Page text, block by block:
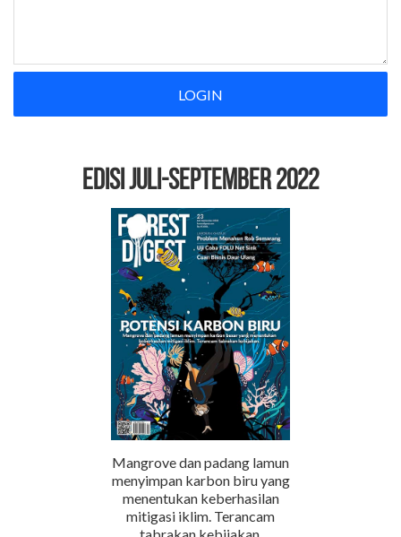
LOGIN
EDISI Juli-September 2022
Mangrove dan padang lamun
menyimpan karbon biru yang
menentukan keberhasilan
mitigasi iklim. Terancam